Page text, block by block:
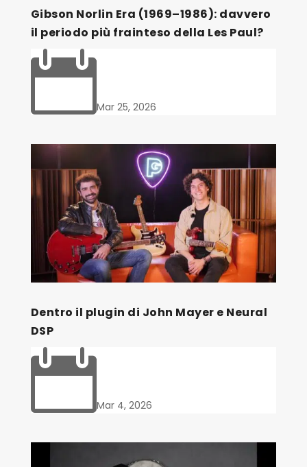
Gibson Norlin Era (1969–1986): davvero
il periodo più frainteso della Les Paul?
Mar 25, 2026
Dentro il plugin di John Mayer e Neural
DSP
Mar 4, 2026